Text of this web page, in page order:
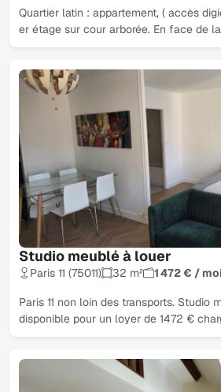
Quartier latin : appartement, ( accès
er étage sur cour arborée. En face de
Studio meublé à louer
Paris 11 (75011) 32 m² 1 472 € /
Paris 11 non loin des transports. Studio
disponible pour un loyer de 1472 €